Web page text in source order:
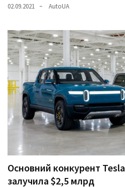
02.09.2021 AutoUA
Основний конкурент
залучила $2,5 млрд